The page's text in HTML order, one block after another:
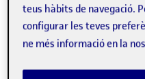
Publicat perBenvinguts i
Publicat per
Folio
Visibilitat:
Públic -Data de
8 Set. 202115
teus hàbits de navegació.
configurar les teves
ne més informació en la